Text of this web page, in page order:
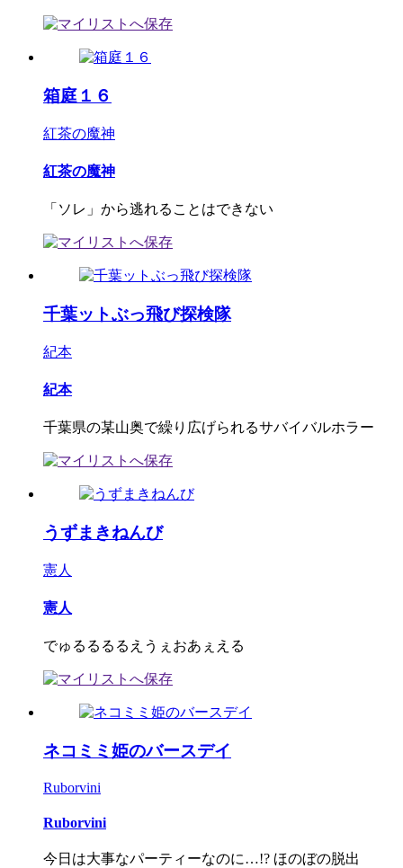
箱庭１６
紅茶の魔神
紅茶の魔神
「ソレ」から逃れることはできない
千葉ットぶっ飛び探検隊
紀本
紀本
千葉県の某山奥で繰り広げられるサバイバルホラー
うずまきねんび
憲人
憲人
でゅるるるるえうぇおあぇえる
ネコミミ姫のバースデイ
Ruborvini
Ruborvini
今日は大事なパーティーなのに…!? ほのぼの脱出